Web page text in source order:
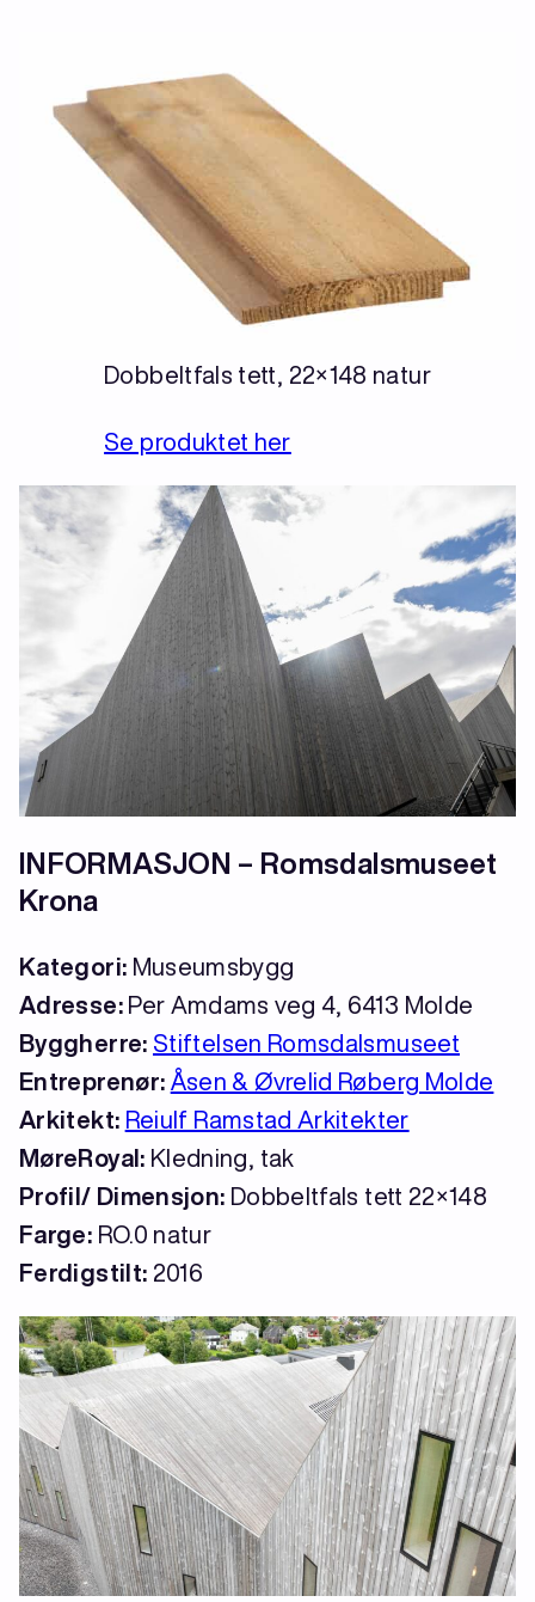
Dobbeltfals tett, 22×148 natur
Se produktet her
INFORMASJON – Romsdalsmuseet
Krona
Kategori: Museumsbygg
Adresse:Per Amdams veg 4, 6413 Molde
Byggherre: Stiftelsen Romsdalsmuseet
Entreprenør: Åsen & Øvrelid Røberg Molde
Arkitekt: Reiulf Ramstad Arkitekter
MøreRoyal: Kledning, tak
Profil/ Dimensjon: Dobbeltfals tett 22×148
Farge: RO.0 natur
Ferdigstilt: 2016